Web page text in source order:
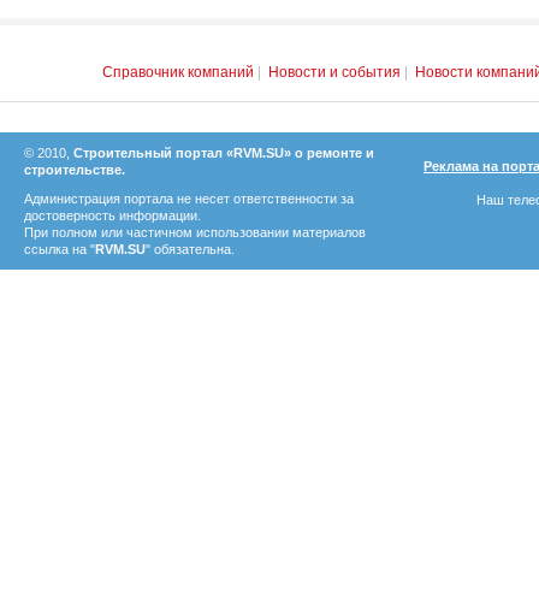
Справочник компаний Новости и события Новости
© 2010, Строительный портал «RVM.SU» о ремонте и
строительстве.
Администрация портала не несет ответственности за
достоверность информации.
При полном или частичном использовании материалов
ссылка на "RVM.SU" обязательна.
Реклама на
Наш